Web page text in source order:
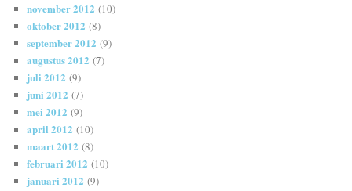
november 2012 (10)
oktober 2012 (8)
september 2012 (9)
augustus 2012 (7)
juli 2012 (9)
juni 2012 (7)
mei 2012 (9)
april 2012 (10)
maart 2012 (8)
februari 2012 (10)
januari 2012 (9)